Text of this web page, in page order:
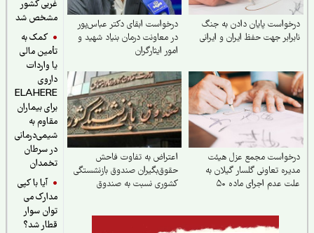
غربی کشور
مشخص شد
کمک به
تأمین مالی
یا واردات
داروی
ELAHERE
برای بیماران
مقاوم به
شیمی‌درمانی
در سرطان
تخمدان
آیا با کپی
مدارک می
توان سوار
قطار شد؟
پایان دادن به جنگ
جهت حفظ ایران و ایرانی
درخواست ابقای دکتر عباس‌پور
در معاونت درمان بنیاد شهید و
امور ایثارگران
مجمع عزل هیئت
تعاونی گلسار گیلان به
علت عدم اجرای ماده ۵۰
اعتراض به تفاوت فاحش
حقوق‌بگیران صندوق بازنشستگی
کشوری نسبت به صندوق